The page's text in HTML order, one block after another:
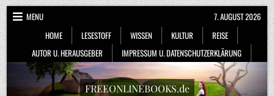
Skip
to
content
MENU
HOME
LESESTOFF WISSEN KULTUR
REISE
AUTOR U. HERAUSGEBER
IMPRESSUM U. DATENSCHUTZERKLÄRUNG
7. AUGUST 2026
FREEONLINEBOOKS.de